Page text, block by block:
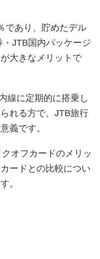
であり、貯めたデル
JTB国内パッケージ
大きなメリットで
線に定期的に搭乗し
れる方で、JTB旅行
義です。
オフカードのメリッ
ードとの比較につい
。